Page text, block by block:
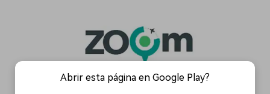
Abrir esta página en Google Play?